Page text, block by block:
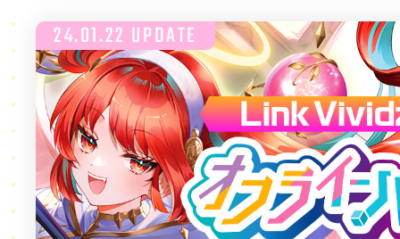
24.01.22 UPDATE